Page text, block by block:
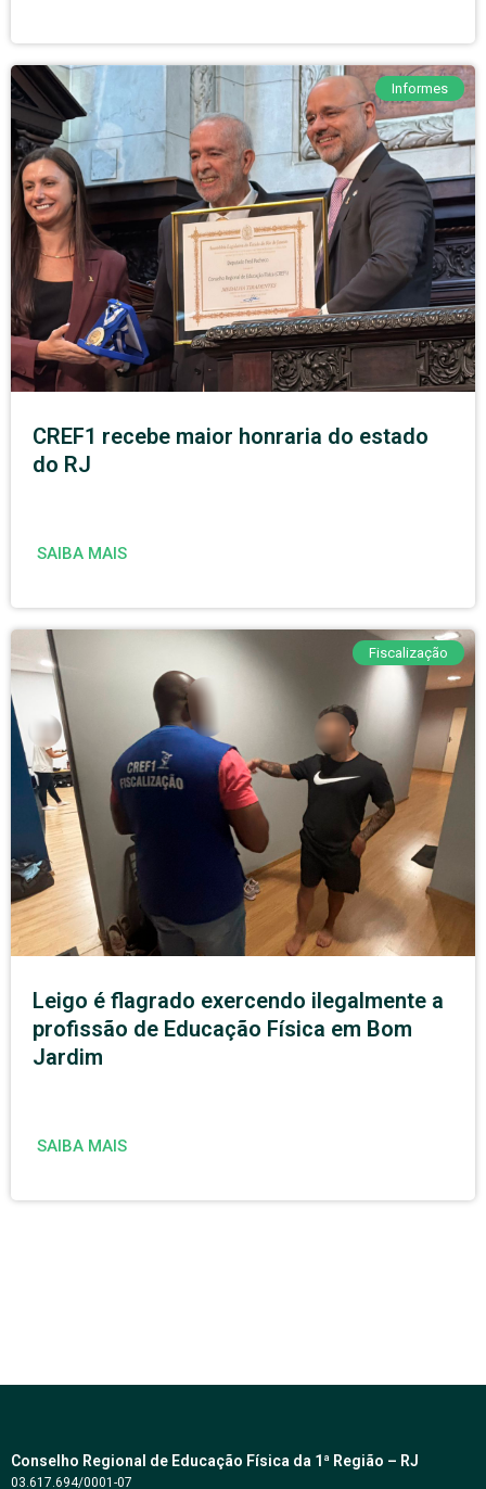
Informes
CREF1 recebe maior honraria do estado
do RJ
SAIBA MAIS
Fiscalização
Leigo é flagrado exercendo ilegalmente a
profissão de Educação Física em Bom
Jardim
SAIBA MAIS
Conselho Regional de Educação Física da 1ª Região – RJ
03.617.694/0001-07